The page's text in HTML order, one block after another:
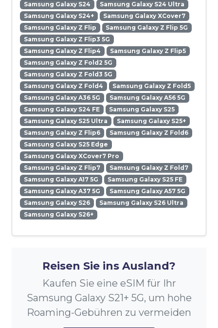
Samsung Galaxy S24
Samsung Galaxy S24 Ultra
Samsung Galaxy S24+
Samsung Galaxy XCover7
Samsung Galaxy Z Flip
Samsung Galaxy Z Flip 5G
Samsung Galaxy Z Flip3 5G
Samsung Galaxy Z Flip4
Samsung Galaxy Z Flip5
Samsung Galaxy Z Fold2 5G
Samsung Galaxy Z Fold3 5G
Samsung Galaxy Z Fold4
Samsung Galaxy Z Fold5
Samsung Galaxy A36 5G
Samsung Galaxy A56 5G
Samsung Galaxy S24 FE
Samsung Galaxy S25
Samsung Galaxy S25 Ultra
Samsung Galaxy S25+
Samsung Galaxy Z Flip6
Samsung Galaxy Z Fold6
Samsung Galaxy S25 Edge
Samsung Galaxy XCover7 Pro
Samsung Galaxy Z Flip7
Samsung Galaxy Z Fold7
Samsung Galaxy A17 5G
Samsung Galaxy S25 FE
Samsung Galaxy A37 5G
Samsung Galaxy A57 5G
Samsung Galaxy S26
Samsung Galaxy S26 Ultra
Samsung Galaxy S26+
Reisen Sie ins Ausland?
Kaufen Sie eine eSIM für Ihr
Samsung Galaxy S21+ 5G, um hohe
Roaming-Gebühren zu vermeiden